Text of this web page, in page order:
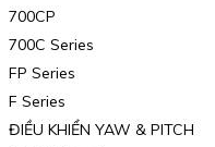
700CP
700C Series
FP Series
F Series
ĐIỀU KHIỂN YAW & PITCH